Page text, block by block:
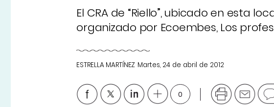
El CRA de “Riello”, ubicado en esta
organizado por Ecoembes, Los
ESTRELLA MARTÍNEZ Martes, 24 de abril de 2012
0